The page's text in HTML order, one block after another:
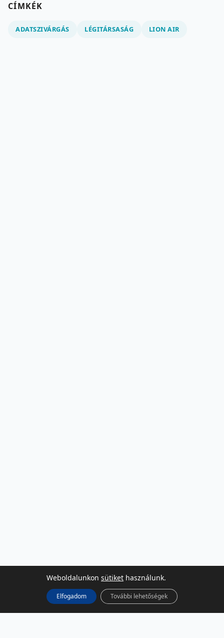
CÍMKÉK
ADATSZIVÁRGÁS LÉGITÁRSASÁG LION AIR
Weboldalunkon sütiket használunk.
Elfogadom További lehetőségek